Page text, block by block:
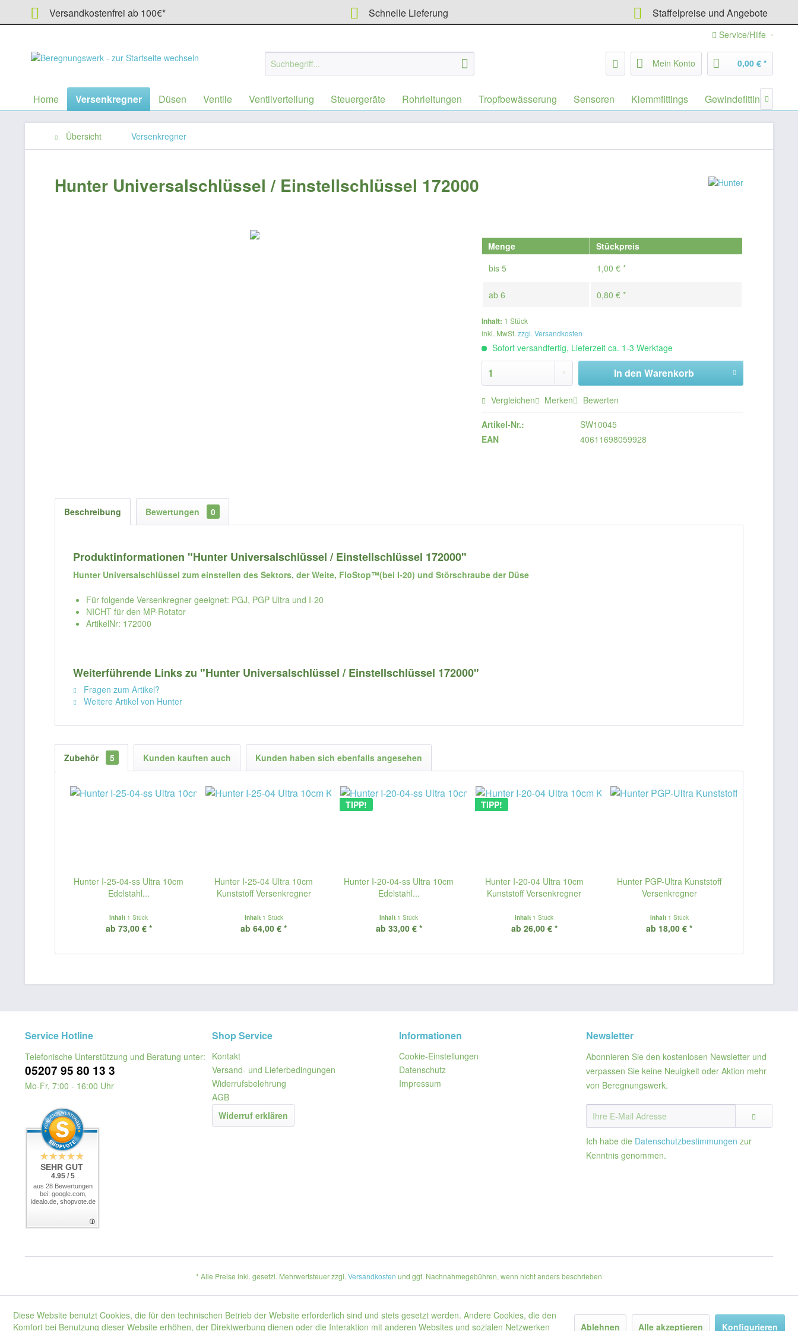
Versandkostenfrei ab 100€* Schnelle Lieferung Staffelpreise und Angebote
Service/Hilfe
Mein Konto 0,00 € *
Home Versenkregner Düsen Ventile Ventilverteilung Steuergeräte Rohrleitungen Tropfbewässerung Sensoren Klemmfittings Gewindefittings
Übersicht Versenkregner
Hunter Universalschlüssel / Einstellschlüssel 172000
Menge
Stückpreis
bis5 1,00 € *
ab6 0,80 € *
Inhalt: 1 Stück
inkl. MwSt.zzgl. Versandkosten
Sofort versandfertig, Lieferzeit ca. 1-3 Werktage
In den Warenkorb
Vergleichen Merken Bewerten
Artikel-Nr.:
SW10045
EAN
40611698059928
Beschreibung Bewertungen 0
Produktinformationen "Hunter Universalschlüssel / Einstellschlüssel 172000"
Hunter Universalschlüssel zum einstellen des Sektors, der Weite, FloStop™(bei I-20) und Störschraube der Düse
Für folgende Versenkregner geeignet: PGJ, PGP Ultra und I-20
NICHT für den MP-Rotator
ArtikelNr: 172000
Weiterführende Links zu "Hunter Universalschlüssel / Einstellschlüssel 172000"
Fragen zum Artikel?
Weitere Artikel von Hunter
Zubehör 5 Kunden kauften auch Kunden haben sich ebenfalls angesehen
Hunter I-25-04-ss Ultra 10cm
Edelstahl...
Inhalt 1 Stück
ab 73,00 € *
Hunter I-25-04 Ultra 10cm
Kunststoff Versenkregner
Inhalt 1 Stück
ab 64,00 € *
TIPP!
Hunter I-20-04-ss Ultra 10cm
Edelstahl...
Inhalt 1 Stück
ab 33,00 € *
TIPP!
Hunter I-20-04 Ultra 10cm
Kunststoff Versenkregner
Inhalt 1 Stück
ab 26,00 € *
Hunter PGP-Ultra Kunststoff
Versenkregner
Inhalt 1 Stück
ab 18,00 € *
Service Hotline
Telefonische Unterstützung und Beratung unter:
05207 95 80 13 3
Mo-Fr, 7:00 - 16:00 Uhr
SEHR GUT
4.95 / 5
aus 28 Bewertungen
bei: google.com,
idealo.de, shopvote.de
Shop Service
Kontakt
Versand- und Lieferbedingungen
Widerrufsbelehrung
AGB
Widerruf erklären
Informationen
Cookie-Einstellungen
Datenschutz
Impressum
Newsletter
Abonnieren Sie den kostenlosen Newsletter und
verpassen Sie keine Neuigkeit oder Aktion mehr
von Beregnungswerk.
Ich habe die Datenschutzbestimmungen zur
Kenntnis genommen.
* Alle Preise inkl. gesetzl. Mehrwertsteuer zzgl. Versandkosten und ggf. Nachnahmegebühren, wenn nicht anders beschrieben
Diese Website benutzt Cookies, die für den technischen Betrieb der Website erforderlich sind und stets gesetzt werden. Andere Cookies, die den
Komfort bei Benutzung dieser Website erhöhen, der Direktwerbung dienen oder die Interaktion mit anderen Websites und sozialen Netzwerken
Ablehnen Alle akzeptieren Konfigurieren